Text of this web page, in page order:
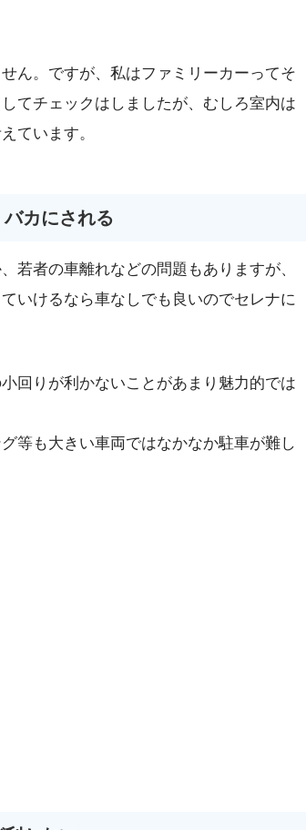
ん。ですが、私はファミリーカーってそ
てチェックはしましたが、むしろ室内は
ています。
カにされる
若者の車離れなどの問題もありますが、
いけるなら車なしでも良いのでセレナに
回りが利かないことがあまり魅力的では
等も大きい車両ではなかなか駐車が難し